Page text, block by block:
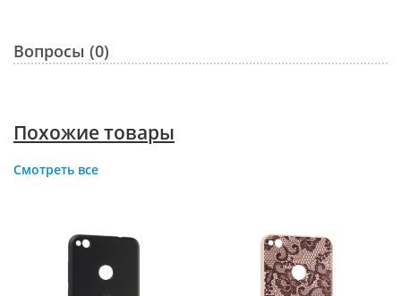
Вопросы (0)
Похожие товары
Смотреть все